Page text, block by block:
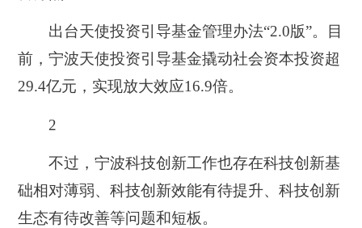
出台天使投资引导基金管理办法“2.0版”。目
前，宁波天使投资引导基金撬动社会资本投资超
29.4亿元，实现放大效应16.9倍。
2
不过，宁波科技创新工作也存在科技创新基
础相对薄弱、科技创新效能有待提升、科技创新
生态有待改善等问题和短板。